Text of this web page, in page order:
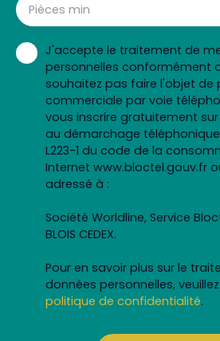
Pièces min
J'accepte le traitement de
personnelles conformément
souhaitez pas faire l'objet de
commerciale par voie
vous inscrire gratuitement
au démarchage
L223-1 du code de la
Internet www.bloctel.gouv.fr
adressé à :
Société Worldline, Service
BLOIS CEDEX.
Pour en savoir plus sur le
données personnelles,
politique de confidentialité.